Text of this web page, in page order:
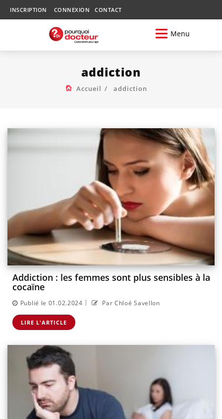
INSCRIPTION CONNEXION CONTACT
Menu
addiction
Accueil addiction
Addiction : les femmes sont plus sensibles à la
cocaïne
Publié le 01.02.2024 | Par Chloé Savellon
LIRE L'ARTICLE